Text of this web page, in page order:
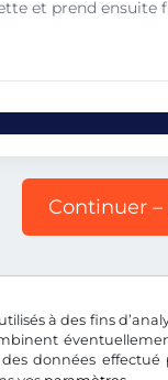
à des fins
données
et prend
Continuer –